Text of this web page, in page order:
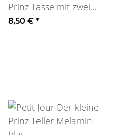
Prinz Tasse mit zwei
Henkel
8,50 € *